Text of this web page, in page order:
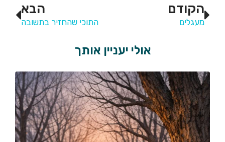
הקודם
מעגלים
הבא
התוכי שהחזיר בתשובה
אולי יעניין אותך